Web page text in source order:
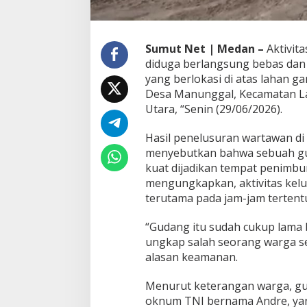
M
a
u
n
g
g
a
l
J
d
i
S
o
r
o
a
n
W
a
g
a
Sumut Net | Medan –
diduga berlangsung bebas
yang berlokasi di atas lahan
Desa Manunggal, Kecamatan
Utara, “Senin (29/06/2026).
Hasil penelusuran wartawan
menyebutkan bahwa sebuah
kuat dijadikan tempat
mengungkapkan, aktivitas
terutama pada jam-jam
“Gudang itu sudah cukup
ungkap salah seorang warga
alasan keamanan.
Menurut keterangan warga,
oknum TNI bernama Andre,